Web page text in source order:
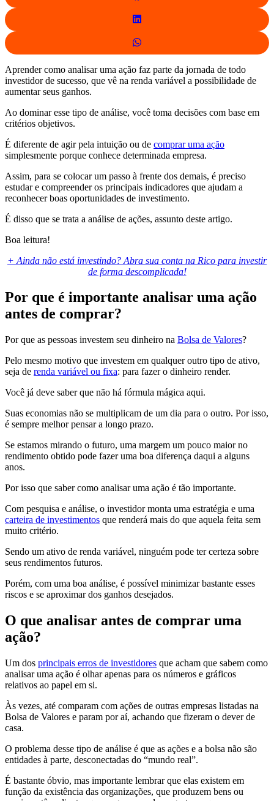
Aprender como analisar uma ação faz parte da jornada de todo
investidor de sucesso, que vê na renda variável a possibilidade de
aumentar seus ganhos.
Ao dominar esse tipo de análise, você toma decisões com base em
critérios objetivos.
É diferente de agir pela intuição ou de comprar uma ação
simplesmente porque conhece determinada empresa.
Assim, para se colocar um passo à frente dos demais, é preciso
estudar e compreender os principais indicadores que ajudam a
reconhecer boas oportunidades de investimento.
É disso que se trata a análise de ações, assunto deste artigo.
Boa leitura!
+ Ainda não está investindo? Abra sua conta na Rico para investir
de forma descomplicada!
Por que é importante analisar uma ação
antes de comprar?
Por que as pessoas investem seu dinheiro na Bolsa de Valores?
Pelo mesmo motivo que investem em qualquer outro tipo de ativo,
seja de renda variável ou fixa: para fazer o dinheiro render.
Você já deve saber que não há fórmula mágica aqui.
Suas economias não se multiplicam de um dia para o outro. Por isso,
é sempre melhor pensar a longo prazo.
Se estamos mirando o futuro, uma margem um pouco maior no
rendimento obtido pode fazer uma boa diferença daqui a alguns
anos.
Por isso que saber como analisar uma ação é tão importante.
Com pesquisa e análise, o investidor monta uma estratégia e uma
carteira de investimentos que renderá mais do que aquela feita sem
muito critério.
Sendo um ativo de renda variável, ninguém pode ter certeza sobre
seus rendimentos futuros.
Porém, com uma boa análise, é possível minimizar bastante esses
riscos e se aproximar dos ganhos desejados.
O que analisar antes de comprar uma
ação?
Um dos principais erros de investidores que acham que sabem como
analisar uma ação é olhar apenas para os números e gráficos
relativos ao papel em si.
Às vezes, até comparam com ações de outras empresas listadas na
Bolsa de Valores e param por aí, achando que fizeram o dever de
casa.
O problema desse tipo de análise é que as ações e a bolsa não são
entidades à parte, desconectadas do “mundo real”.
É bastante óbvio, mas importante lembrar que elas existem em
função da existência das organizações, que produzem bens ou